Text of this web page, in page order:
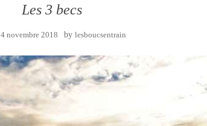
Les 3 becs
4 novembre 2018 by lesboucsentrain